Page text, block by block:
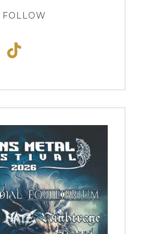
FOLLOW
TikTok